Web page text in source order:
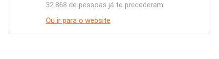
32.868 de pessoas já te precederam
Ou ir para o website